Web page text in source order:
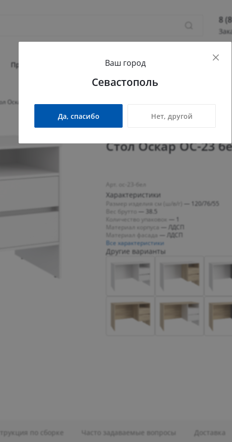
8
Прихожая Гостиная Детская
Оскар ОС-23 белый структурный
Стол Оскар ОС-23
Характеристики
Размер изделия см (ш/в/г) — 120/76/55
— 38.5
Количество упаковок — 1
Материал корпуса
— ЛДСП
Материал фасада
— ЛДСП
Все характеристики
Другие варианты
по сборке Часто задаваемые вопросы Доставка
Ваш город
Севастополь
Да, спасибо Нет, другой